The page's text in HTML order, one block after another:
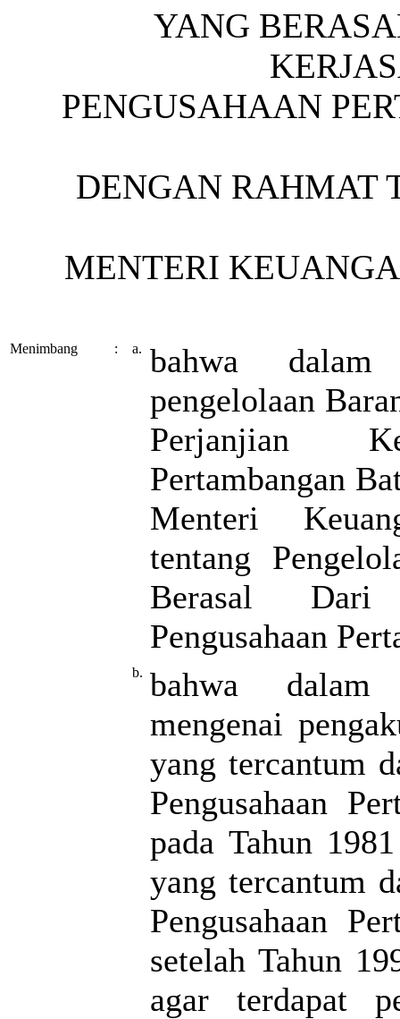
YANG
PENGUSAHAAN
DENGAN RAHMAT
MENTERI
Menimbang : a. bahwa
pengelolaan
Perjanjian
Pertambangan
Menteri
tentang
Berasal Dari
Pengusahaan
b. bahwa dalam
mengenai
yang tercantum
Pengusahaan
pada Tahun
yang tercantum
Pengusahaan
setelah Tahun
agar terdapat